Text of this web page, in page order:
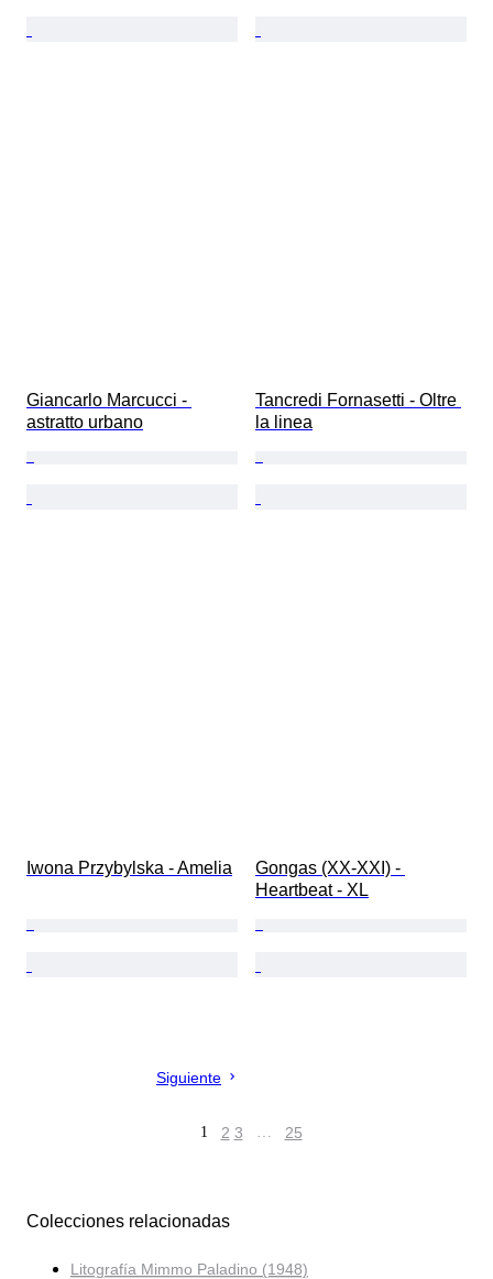
Giancarlo Marcucci -
astratto urbano
Tancredi Fornasetti - Oltre
la linea
Iwona Przybylska - Amelia
Gongas (XX-XXI) -
Heartbeat - XL
Siguiente
1 2 3 … 25
Colecciones relacionadas
Litografía Mimmo Paladino (1948)